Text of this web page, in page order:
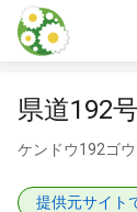
本文に飛ぶ
県道192
ケンドウ192ゴ
提供元サイト